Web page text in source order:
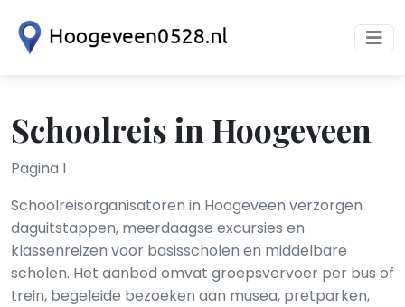
Schoolreis in Hoogeveen
Pagina 1
Schoolreisorganisatoren in Hoogeveen verzorgen
daguitstappen, meerdaagse excursies en
klassenreizen voor basisscholen en middelbare
scholen. Het aanbod omvat groepsvervoer per bus of
trein, begeleide bezoeken aan musea, pretparken,